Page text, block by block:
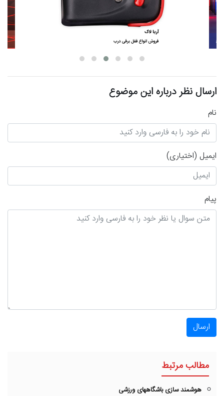
ارسال نظر درباره این موضوع
نام
ایمیل (اختیاری)
پیام
ارسال
مطالب مرتبط
هوشمند سازی باشگاههای ورزشی